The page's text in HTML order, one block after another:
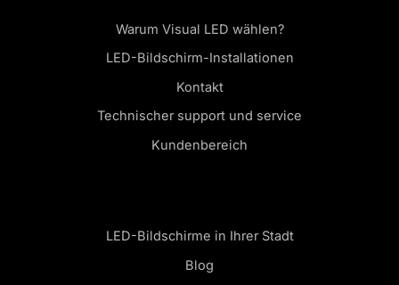
Warum Visual LED wählen?
LED-Bildschirm-Installationen
Kontakt
Technischer support und service
Kundenbereich
LED-Bildschirme in Ihrer Stadt
Blog